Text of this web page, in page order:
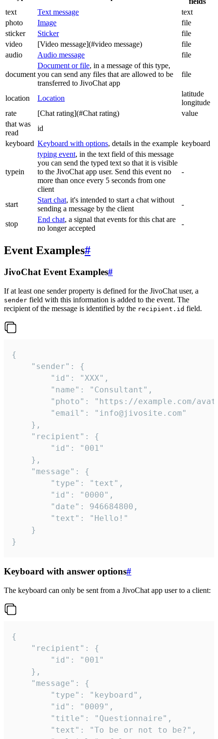
text
Text message
text
photo
Image
file
sticker
Sticker
file
video
[Video message](#video message)
file
audio
Audio message file
document
Document or file, in a message of this type,
you can send any files that are allowed to be
transferred to JivoChat app
file
location Location
latitude
longitude
rate
[Chat rating](#Chat rating)
value
that was
read
id
keyboard Keyboard with options, details in the example keyboard
typein
typing event, in the text field of this message
you can send the typed text so that it is visible
to the JivoChat app user. Send this event no
more than once every 5 seconds from one
client
-
start
Start chat, it's intended to start a chat without
sending a message by the client
-
stop
End chat, a signal that events for this chat are
no longer accepted
-
Event Examples#
JivoChat Event Examples#
If at least one sender property is defined for the JivoChat user, a
sender field with this information is added to the event. The
recipient of the message is identified by the recipient.id field.
{
}
Keyboard with answer options#
The keyboard can only be sent from a JivoChat app user to a client:
{